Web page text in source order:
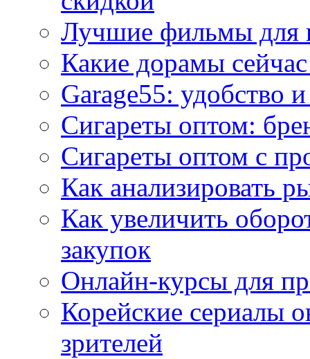
Лучшие фильмы для
Какие дорамы
Garage55: удобство
Сигареты оптом:
Сигареты оптом с
Как анализировать
Как увеличить
закупок
Онлайн-курсы для
Корейские сериалы
зрителей